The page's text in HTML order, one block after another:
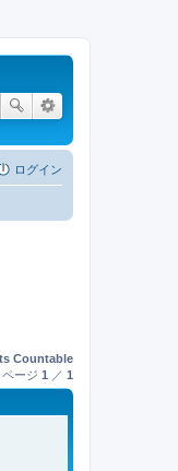
ログイン
Countable
ページ 1 ／ 1